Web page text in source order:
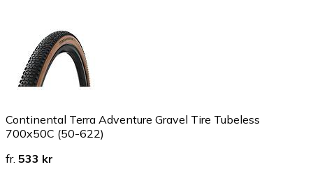
Continental Terra Adventure Gravel Tire Tubeless
700x50C (50-622)
fr. 533 kr